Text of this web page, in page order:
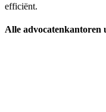
efficiënt.
Alle advocatenkantoren